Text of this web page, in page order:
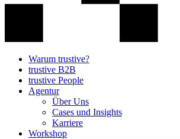
Warum trustive?
trustive B2B
trustive People
Agentur
Über Uns
Cases und Insights
Karriere
Workshop